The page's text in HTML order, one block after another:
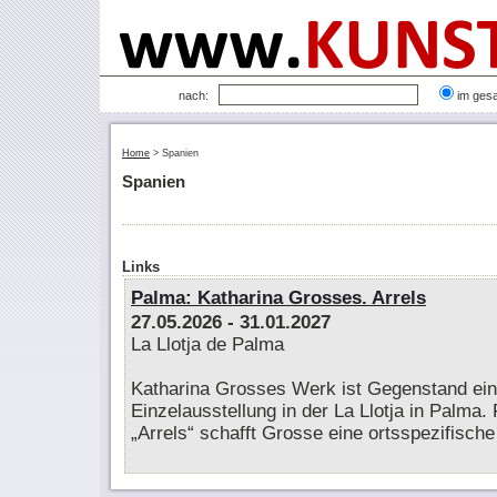
nach: im
Home > Spanien
Spanien
Links
Palma: Katharina Grosses. Arrels
27.05.2026 - 31.01.2027
La Llotja de Palma
Katharina Grosses Werk ist Gegenstand
Einzelausstellung in der La Llotja in Palma.
„Arrels“ schafft Grosse eine